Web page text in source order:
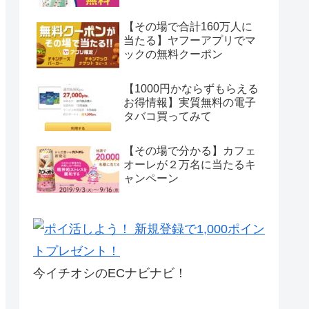
【その場で合計160万人に
当たる】ヤフーアプリでマ
ックの無料クーポン
【1000円かならずもらえる
お得情報】実質無料の電子
タバコ買ってみて
【その場で分かる】カフェ
オーレが２万名に当たるキ
ャンペーン
今イチオシのECナビナビ！